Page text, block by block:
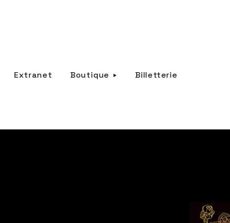
Extranet Boutique Billetterie